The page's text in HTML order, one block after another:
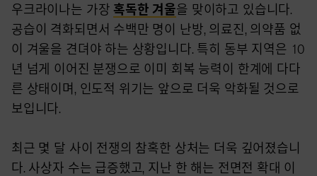
우크라이나는 가장 혹독한 겨울을 맞이하고 있습니다.
공습이 격화되면서 수백만 명이 난방, 의료진, 의약품 없
이 겨울을 견뎌야 하는 상황입니다. 특히 동부 지역은 10
년 넘게 이어진 분쟁으로 이미 회복 능력이 한계에 다다
른 상태이며, 인도적 위기는 앞으로 더욱 악화될 것으로
보입니다.
최근 몇 달 사이 전쟁의 참혹한 상처는 더욱 깊어졌습니
다. 사상자 수는 급증했고, 지난 한 해는 전면전 확대 이